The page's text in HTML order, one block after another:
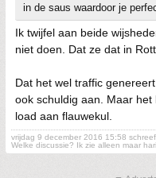
in de saus waardoor je
Ik twijfel aan beide
niet doen. Dat ze dat in
Dat het wel traffic
ook schuldig aan. Maar
load aan flauwekul.
vrijdag 9 december 2016 15:58
Welke discussie? Ik zie alleen maar